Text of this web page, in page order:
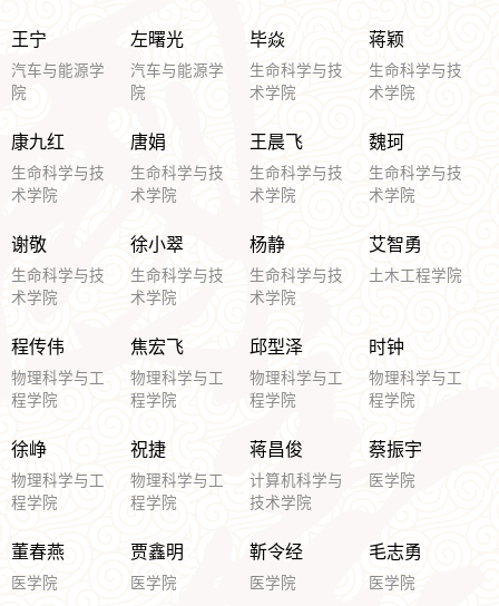
王宁
汽车与能源学
院
左曙光
汽车与能源学
院
毕焱
生命科学与技
术学院
蒋颖
生命科学与技
术学院
康九红
生命科学与技
术学院
唐娟
生命科学与技
术学院
王晨飞
生命科学与技
术学院
魏珂
生命科学与技
术学院
谢敬
生命科学与技
术学院
徐小翠
生命科学与技
术学院
杨静
生命科学与技
术学院
艾智勇
土木工程学院
程传伟
物理科学与工
程学院
焦宏飞
物理科学与工
程学院
邱型泽
物理科学与工
程学院
时钟
物理科学与工
程学院
徐峥
物理科学与工
程学院
祝捷
物理科学与工
程学院
蒋昌俊
计算机科学与
技术学院
蔡振宇
医学院
董春燕
医学院
贾鑫明
医学院
靳令经
医学院
毛志勇
医学院